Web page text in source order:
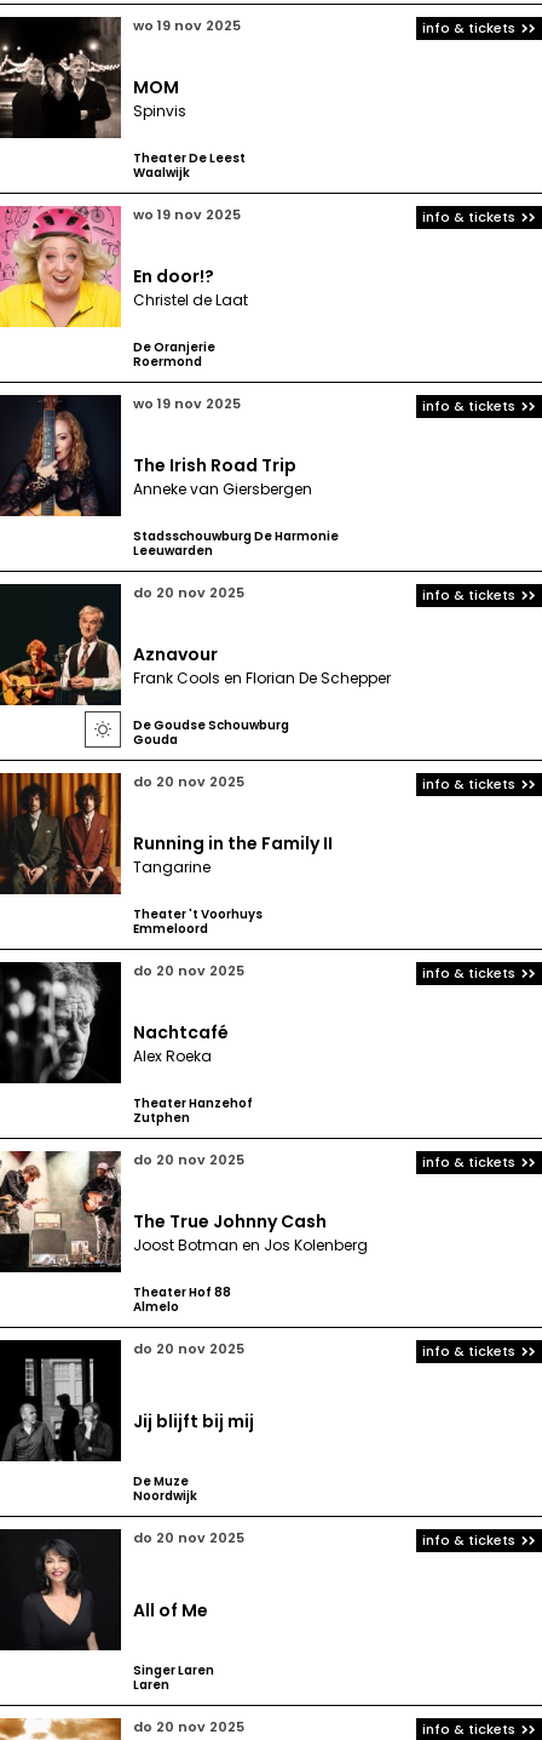
wo 19 nov 2025
MOM
Spinvis
Theater De Leest
Waalwijk
info & tickets
wo 19 nov 2025
En door!?
Christel de Laat
De Oranjerie
Roermond
info & tickets
wo 19 nov 2025
The Irish Road Trip
Anneke van Giersbergen
Stadsschouwburg De Harmonie
Leeuwarden
info & tickets

do 20 nov 2025
Aznavour
Frank Cools en Florian De Schepper
De Goudse Schouwburg
Gouda
info & tickets
do 20 nov 2025
Running in the Family II
Tangarine
Theater 't Voorhuys
Emmeloord
info & tickets
do 20 nov 2025
Nachtcafé
Alex Roeka
Theater Hanzehof
Zutphen
info & tickets
do 20 nov 2025
The True Johnny Cash
Joost Botman en Jos Kolenberg
Theater Hof 88
Almelo
info & tickets
do 20 nov 2025
Jij blijft bij mij
De Muze
Noordwijk
info & tickets
do 20 nov 2025
All of Me
Singer Laren
Laren
info & tickets
do 20 nov 2025 info & tickets